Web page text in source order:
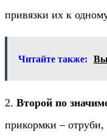
привязки их к
Читайте также:
2. Второй по
прикормки – отруби,